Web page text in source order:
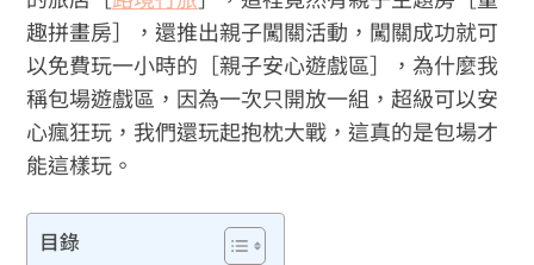
趣拼畫房］，還推出親子闖關活動，闖關成功就可
以免費玩一小時的［親子安心遊戲區］，為什麼我
稱包場遊戲區，因為一次只開放一組，超級可以安
心瘋狂玩，我們還玩起抱枕大戰，這真的是包場才
能這樣玩。
目錄